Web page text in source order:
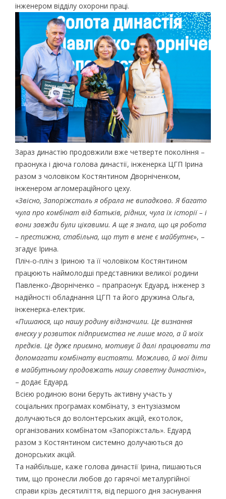
інженером відділу охорони праці.
Зараз династію продовжили вже четверте покоління –
праонука і діюча голова династії, інженерка ЦГП Ірина
разом з чоловіком Костянтином Дворніченком,
інженером агломераційного цеху.
«Звісно, Запоріжсталь я обрала не випадково. Я багато
чула про комбінат від батьків, рідних, чула їх історії – і
вони завжди були цікавими. А ще я знала, що ця робота
– престижна, стабільна, що тут в мене є майбутнє», –
згадує Ірина.
Пліч-о-пліч з Іриною та її чоловіком Костянтином
працюють наймолодші представники великої родини
Павленко-Дворніченко – прапраонук Едуард, інженер з
надійності обладнання ЦГП та його дружина Ольга,
інженерка-електрик.
«Пишаюся, що нашу родину відзначили. Це визнання
внеску у розвиток підприємства не лише мого, а й моїх
предків. Це дуже приємно, мотивує й далі працювати та
допомагати комбінату вистояти. Можливо, й мої діти
в майбутньому продовжать нашу славетну династію»,
– додає Едуард.
Всією родиною вони беруть активну участь у
соціальних програмах комбінату, з ентузіазмом
долучаються до волонтерських акцій, екотолок,
організованих комбінатом «Запоріжсталь». Едуард
разом з Костянтином системно долучаються до
донорських акцій.
Та найбільше, каже голова династії Ірина, пишаються
тим, що пронесли любов до гарячої металургійної
справи крізь десятиліття, від першого дня заснування